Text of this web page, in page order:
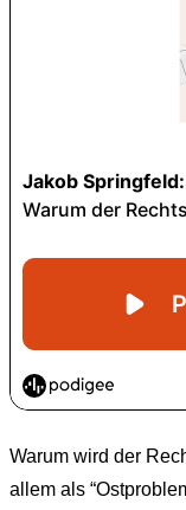
Warum wird der
allem als